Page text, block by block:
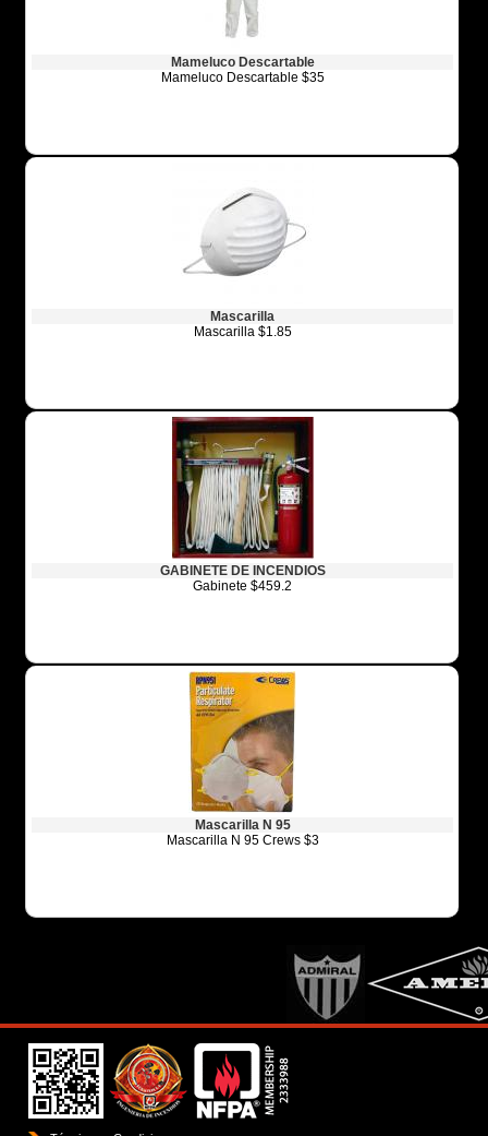
Mameluco Descartable
Mameluco Descartable $35
Mascarilla
Mascarilla $1.85
GABINETE DE INCENDIOS
Gabinete $459.2
Mascarilla N 95
Mascarilla N 95 Crews $3